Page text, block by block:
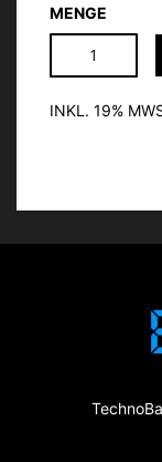
MENGE
INKL. 19%